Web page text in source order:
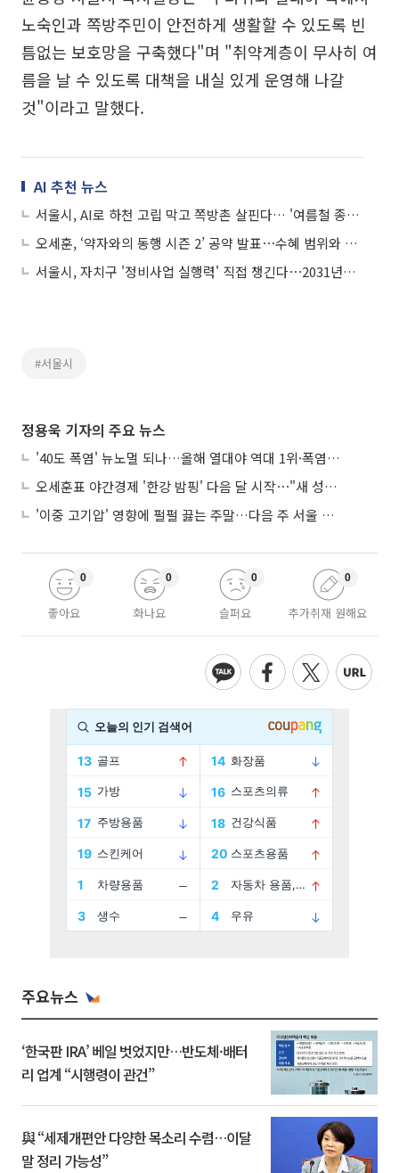
노숙인과 쪽방주민이 안전하게 생활할 수 있도록 빈
틈없는 보호망을 구축했다"며 "취약계층이 무사히 여
름을 날 수 있도록 대책을 내실 있게 운영해 나갈
것"이라고 말했다.
AI 추천 뉴스
서울시, AI로 하천 고립 막고 쪽방촌 살핀다… '여름철 종합대책' 가동
오세훈, ‘약자와의 동행 시즌 2’ 공약 발표⋯수혜 범위와 지원 내용 확대
서울시, 자치구 '정비사업 실행력' 직접 챙긴다⋯2031년까지 31만 가구 착공
#서울시
정용욱 기자의 주요 뉴스
'40도 폭염' 뉴노멀 되나…올해 열대야 역대 1위·폭염일수 평년 3배 넘어
오세훈표 야간경제 '한강 밤핑' 다음 달 시작⋯"새 성장동력 만들 것"
'이중 고기압' 영향에 펄펄 끓는 주말…다음 주 서울 포함 서쪽이 더 덥다
좋아요
0
화나요
0
슬퍼요
0
추가취재 원해요
0
주요뉴스
‘한국판 IRA’ 베일 벗었지만…반도체·배터
리 업계 “시행령이 관건”
與 “세제개편안 다양한 목소리 수렴…이달
말 정리 가능성”